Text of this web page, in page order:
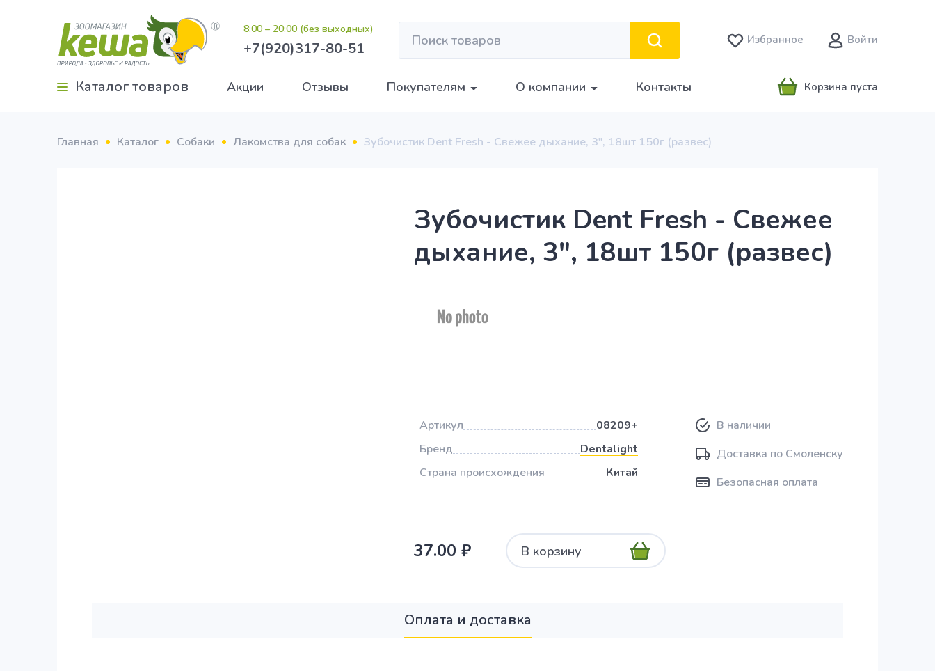
8:00 – 20:00 (без выходных)
+7(920)317-80-51 Избранное Войти
Каталог товаров Акции Отзывы Покупателям О компании Контакты Корзина пуста
Главная Каталог Собаки Лакомства для собак Зубочистик Dent Fresh - Свежее дыхание, 3", 18шт 150г (развес)
Зубочистик Dent Fresh - Свежее
дыхание, 3", 18шт 150г (развес)
Артикул
08209+
Бренд
Dentalight
Страна происхождения
Китай
В наличии
Доставка по Смоленску
Безопасная оплата
37.00 ₽ В корзину
Оплата и доставка